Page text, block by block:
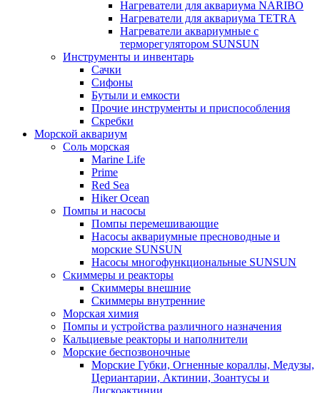
Нагреватели для аквариума NARIBO
Нагреватели для аквариума TETRA
Нагреватели аквариумные с
терморегулятором SUNSUN
Инструменты и инвентарь
Сачки
Сифоны
Бутыли и емкости
Прочие инструменты и приспособления
Скребки
Морской аквариум
Соль морская
Marine Life
Prime
Red Sea
Hiker Ocean
Помпы и насосы
Помпы перемешивающие
Насосы аквариумные пресноводные и
морские SUNSUN
Насосы многофункциональные SUNSUN
Скиммеры и реакторы
Скиммеры внешние
Скиммеры внутренние
Морская химия
Помпы и устройства различного назначения
Кальциевые реакторы и наполнители
Морские беспозвоночные
Морские Губки, Огненные кораллы, Медузы,
Цериантарии, Актинии, Зоантусы и
Дискоактинии